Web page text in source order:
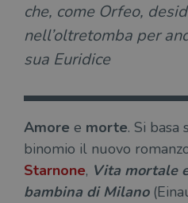
che, come Orfeo,
nell’oltretomba per
sua Euridice
Amore e morte. Si basa
binomio il nuovo
Starnone, Vita mortale
bambina di Milano